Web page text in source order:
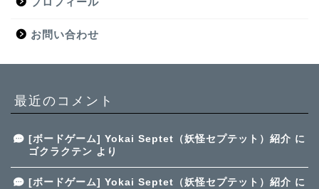
お問い合わせ
最近のコメント
[ボードゲーム] Yokai Septet（妖怪セプテット）紹介 に
ゴクラクテン より
[ボードゲーム] Yokai Septet（妖怪セプテット）紹介 に